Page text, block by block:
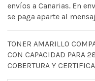
envíos a Canarias. En
se paga aparte al
TONER AMARILLO
CON CAPACIDAD PARA
COBERTURA Y